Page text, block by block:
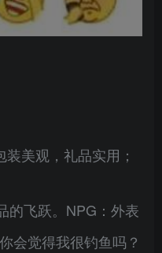
美观，礼品实用；
的飞跃。NPG：外表
会觉得我很钓鱼吗？